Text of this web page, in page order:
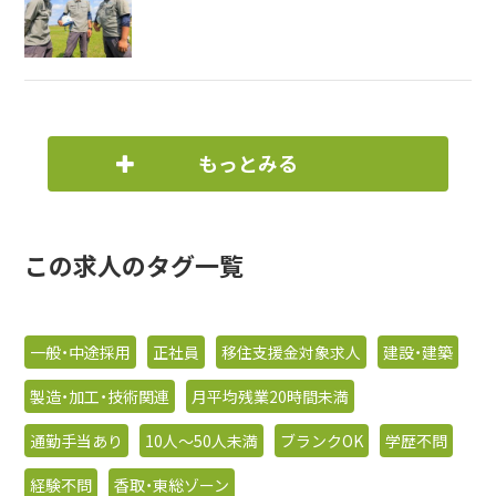
もっとみる
この求人のタグ一覧
一般・中途採用 正社員 移住支援金対象求人
建設・建築
製造・加工・技術関連
月平均残業20時間未満
通勤手当あり
10人〜50人未満 ブランクOK
学歴不問
経験不問
香取・東総ゾーン